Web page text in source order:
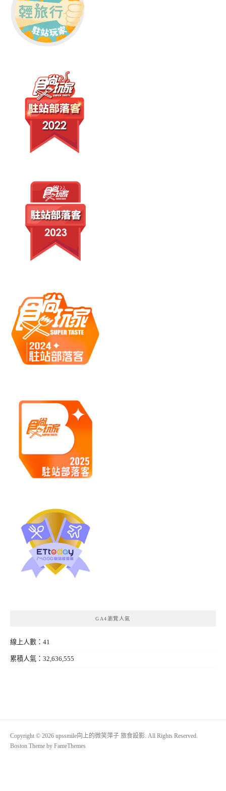
GA4瀏覽人氣
線上人數：41
累積人氣：32,636,555
Copyright © 2026 upssmile向上的微笑萍子 旅食設影. All Rights Reserved.
Boston Theme by FameThemes